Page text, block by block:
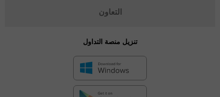
التعاون
تنزيل منصة التداول